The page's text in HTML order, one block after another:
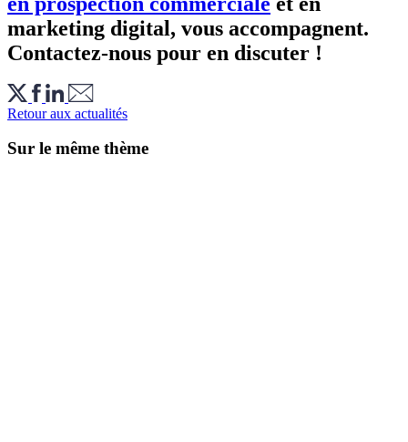
marketing digital, vous accompagnent.
Contactez-nous pour en discuter !
Retour aux actualités
Sur le même thème